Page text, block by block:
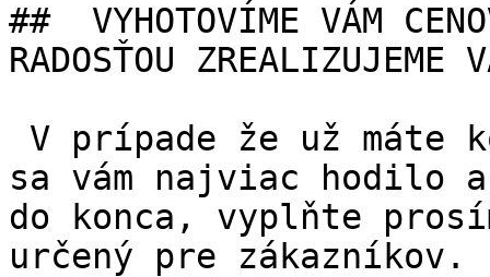
##  VYHOTOVÍME VÁM
RADOSŤOU
sa vám najviac hodilo
do konca, vyplňte
určený pre zákazníkov.